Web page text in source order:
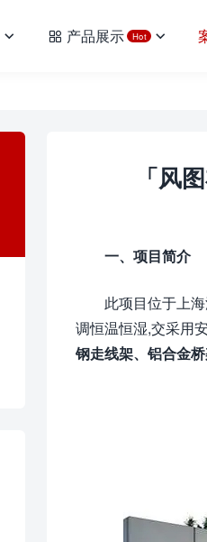
产品展示 Hot
「风
一、项目简介
此项目位于上
调恒温恒湿,交采用
钢走线架、铝合金桥